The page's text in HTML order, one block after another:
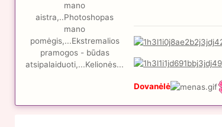
mano
aistra,..Photoshopas
mano
pomėgis,...Ekstremalios
pramogos - būdas
atsipalaiduoti,...Kelionės...
Dovanėlė